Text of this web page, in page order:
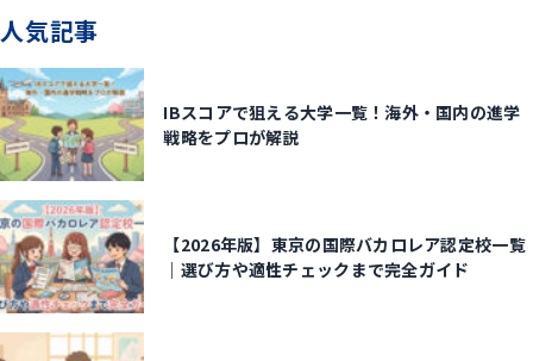
人気記事
IBスコアで狙える大学一覧！海外・国内の進学
戦略をプロが解説
【2026年版】東京の国際バカロレア認定校一覧
｜選び方や適性チェックまで完全ガイド